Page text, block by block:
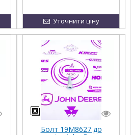
Уточнити ціну
Болт 19M8627 до